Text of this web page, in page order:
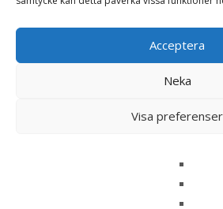
Acceptera
Neka
Visa preferenser
Det finns inga recensioner än.
Bli först med att recensera